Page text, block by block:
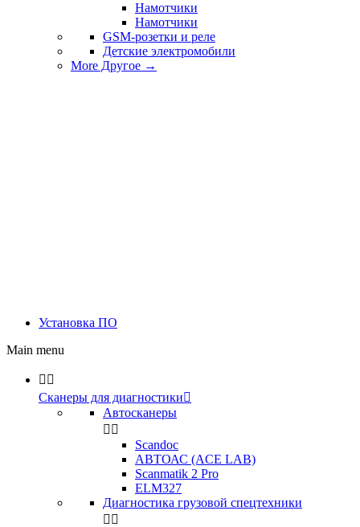
Намотчики
Намотчики
GSM-розетки и реле
Детские электромобили
More Другое →
Установка ПО
Main menu
 
Сканеры для диагностики
Автосканеры
 
Scandoc
АВТОАС (ACE LAB)
Scanmatik 2 Pro
ELM327
Диагностика грузовой спецтехники
 